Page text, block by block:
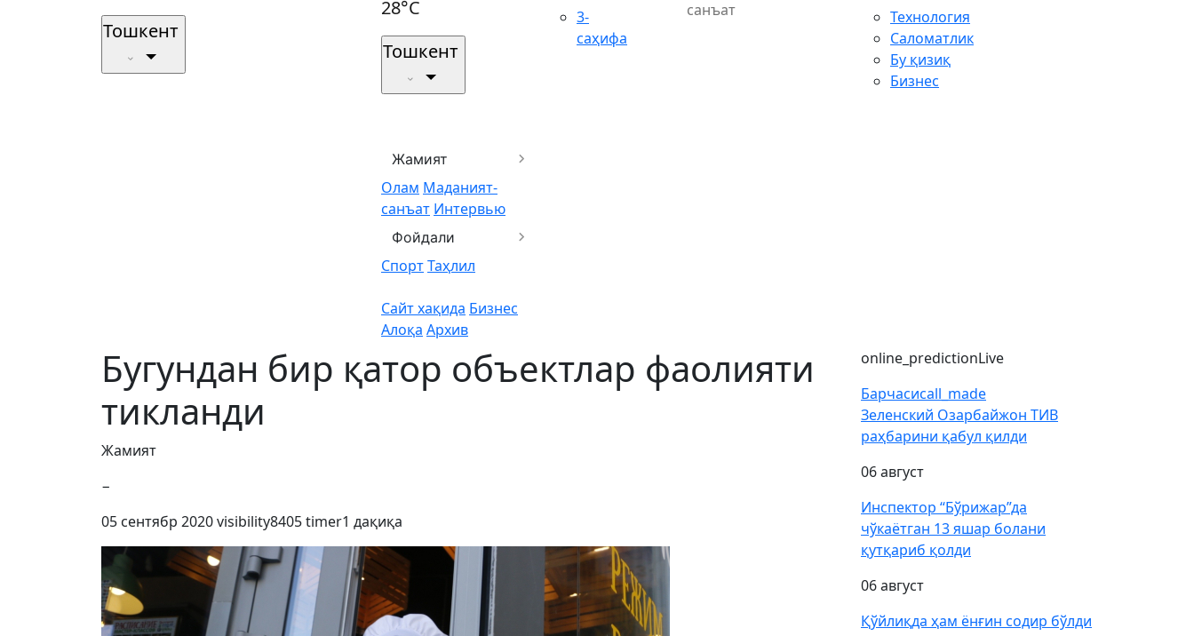
Тошкент
28°C
Тошкент
Жамият
Олам Маданият-
санъат Интервью
Фойдали
СпортТаҳлил
Сайт хақида Бизнес
Алоқа Архив
3-
саҳифа
санъат
Технология
Саломатлик
Бу қизиқ
Бизнес
Бугундан бир қатор объектлар фаолияти
тикланди
Жамият
−
05 сентябр 2020visibility8405timer1 дақиқа
online_predictionLive
Барчасиcall_made
Зеленский Озарбайжон ТИВ
раҳбарини қабул қилди
06 август
Инспектор “Бўрижар”да
чўкаётган 13 яшар болани
қутқариб қолди
06 август
Қўйлиқда ҳам ёнғин содир бўлди